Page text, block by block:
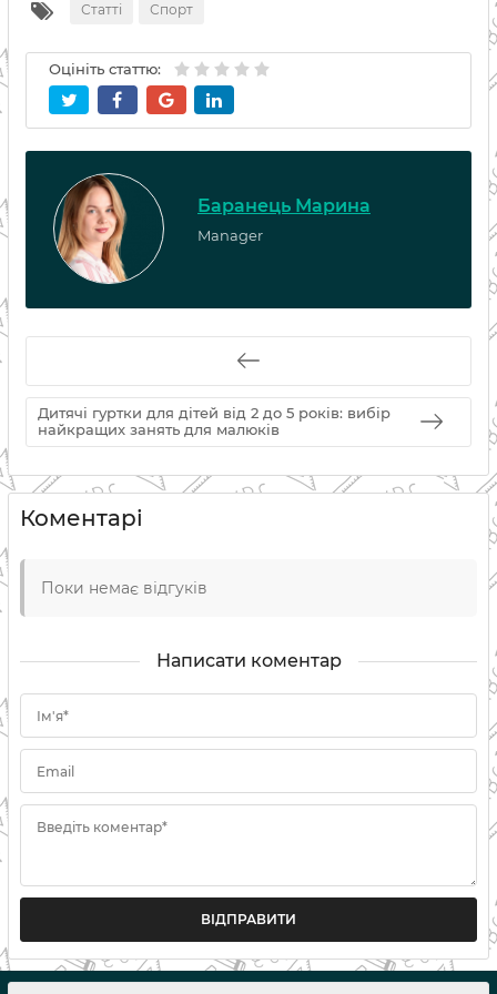
Статті Спорт
Оцініть статтю:
Баранець Марина
Manager
Дитячі гуртки для дітей від 2 до 5 років: вибір
найкращих занять для малюків
Коментарі
Поки немає відгуків
Написати коментар
Ім'я*
Email
Введіть коментар*
ВІДПРАВИТИ